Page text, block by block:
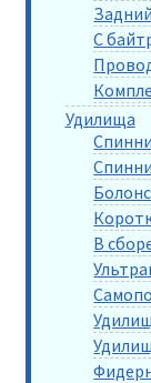
С
Удилища
В